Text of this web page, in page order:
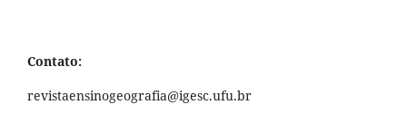
Contato:
revistaensinogeografia@igesc.ufu.br